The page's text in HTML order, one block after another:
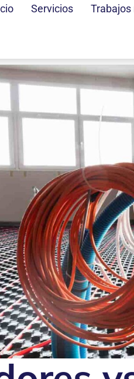
Servicios Trabajos